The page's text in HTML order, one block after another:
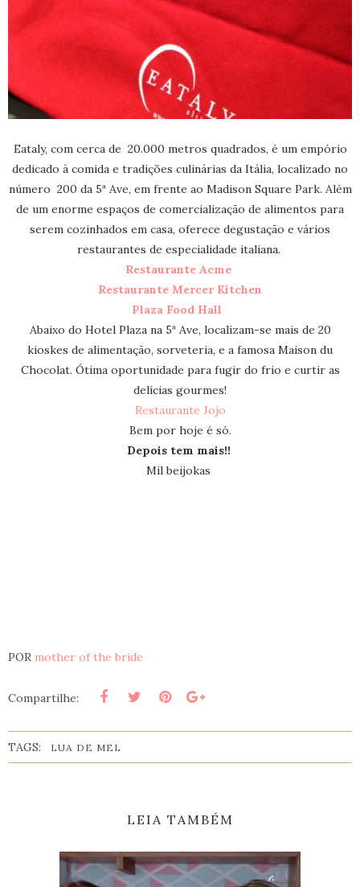
Eataly, com cerca de 20.000 metros quadrados, é um empório
dedicado à comida e tradições culinárias da Itália, localizado no
número 200 da 5ª Ave, em frente ao Madison Square Park. Além
de um enorme espaços de comercialização de alimentos para
serem cozinhados em casa, oferece degustação e vários
restaurantes de especialidade italiana.
Restaurante Acme
Restaurante Mercer Kitchen
Plaza Food Hall
Abaixo do Hotel Plaza na 5ª Ave, localizam-se mais de 20
kioskes de alimentação, sorveteria, e a famosa Maison du
Chocolat. Ótima oportunidade para fugir do frio e curtir as
delícias gourmes!
Restaurante Jojo
Bem por hoje é só.
Depois tem mais!!
Mil beijokas
POR mother of the bride
Compartilhe:
TAGS: LUA DE MEL
LEIA TAMBÉM